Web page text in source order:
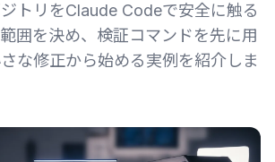
トリをClaude Codeで安全に触る
囲を決め、検証コマンドを先に用
な修正から始める実例を紹介しま